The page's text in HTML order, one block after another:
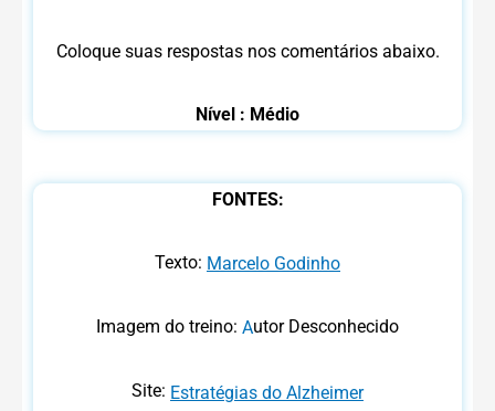
Coloque suas respostas nos comentários abaixo.
Nível : Médio
FONTES:
Texto: Marcelo Godinho
Imagem do treino: Autor Desconhecido
Site: Estratégias do Alzheimer